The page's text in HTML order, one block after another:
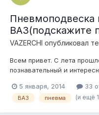
Пневмоподвеска
ВАЗ(подскажите
VAZERCHI опубликовал
Всем привет. С лета
познавательный и
также как самому делать)
cb0067(как думаете
5 января, 2014 33
ВАЗ пневма (и ещё